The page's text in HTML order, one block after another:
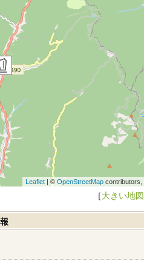
Leaflet| © OpenStreetMapcontributors,
［大きい地